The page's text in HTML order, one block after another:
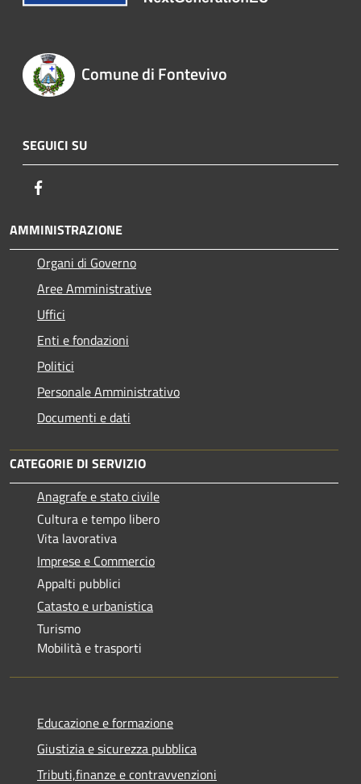
Comune di Fontevivo
SEGUICI SU
AMMINISTRAZIONE
Organi di Governo
Aree Amministrative
Uffici
Enti e fondazioni
Politici
Personale Amministrativo
Documenti e dati
CATEGORIE DI SERVIZIO
Anagrafe e stato civile
Cultura e tempo libero
Vita lavorativa
Imprese e Commercio
Appalti pubblici
Catasto e urbanistica
Turismo
Mobilità e trasporti
Educazione e formazione
Giustizia e sicurezza pubblica
Tributi,finanze e contravvenzioni